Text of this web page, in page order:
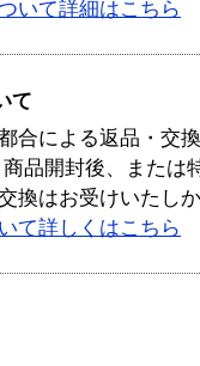
いて詳細はこちら
て
合による返品・交
商品開封後、または
換はお受けいたし
て詳しくはこちら